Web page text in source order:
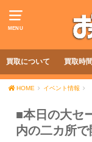
MENU
買取について 買取時間
HOME イベント情報
■本日の大セ
内の二カ所